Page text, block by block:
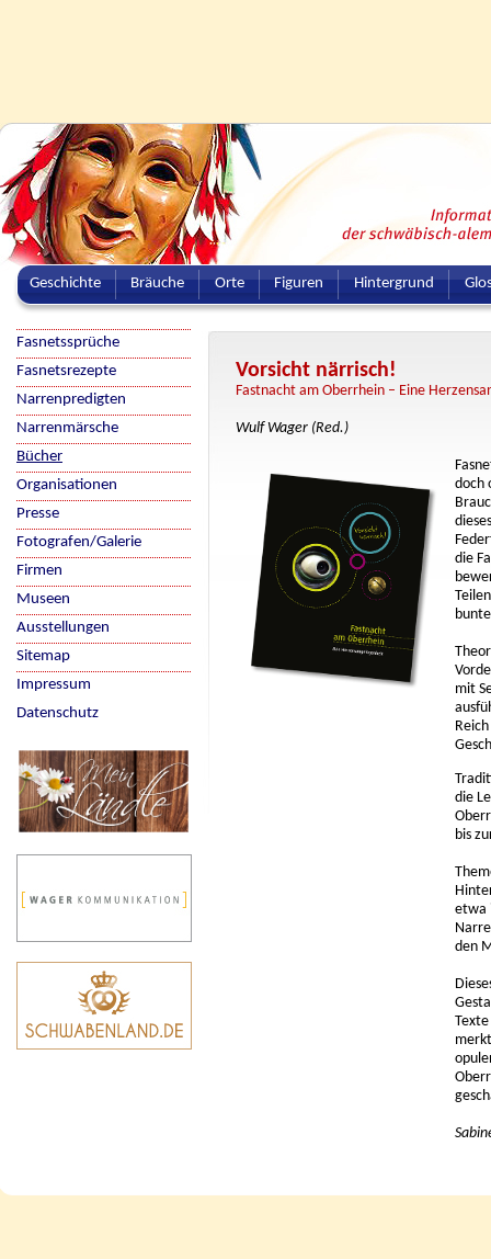
Geschichte Bräuche Orte Figuren Hintergrund
Vorsicht närrisch!
Fastnacht am Oberrhein – Eine
Wulf Wager (Red.)
doch
die
mit
die
bis
etwa
den
Fasnetssprüche
Fasnetsrezepte
Narrenpredigten
Narrenmärsche
Bücher
Organisationen
Presse
Fotografen/Galerie
Firmen
Museen
Ausstellungen
Sitemap
Impressum
Datenschutz